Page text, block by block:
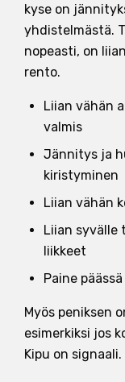
kyse on
yhdistelmästä.
nopeasti, on
rento.
Liian vähän
valmis
Jännitys ja
kiristyminen
Liian vähän
Liian syvälle
liikkeet
Paine
Myös peniksen
esimerkiksi jos
Kipu on